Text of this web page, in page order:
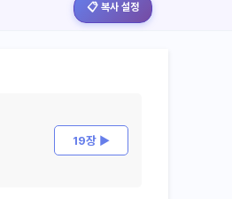
📋 복사 설정
19장 ▶